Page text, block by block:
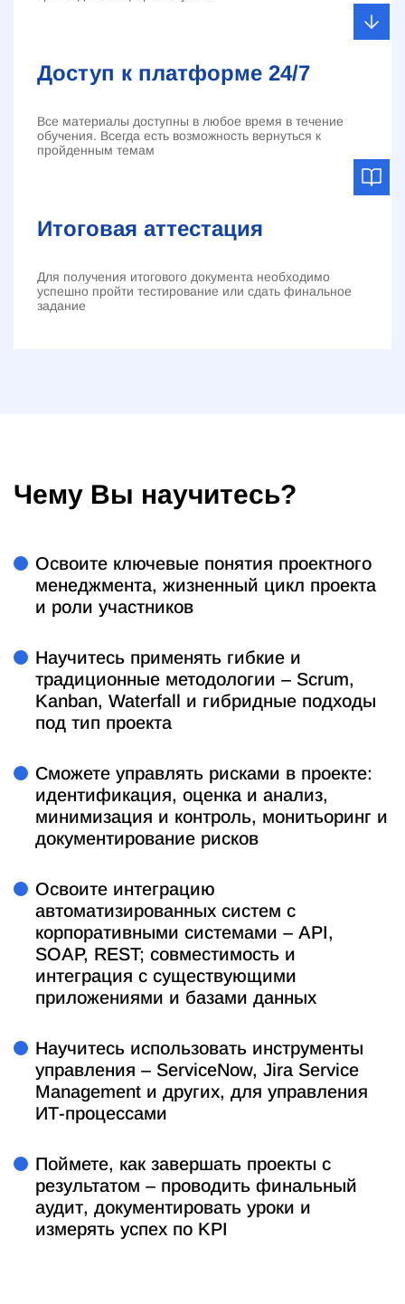
Доступ к платформе 24/7
Все материалы доступны в любое время в течение
обучения. Всегда есть возможность вернуться к
пройденным темам
Итоговая аттестация
Для получения итогового документа необходимо
успешно пройти тестирование или сдать финальное
задание
Чему Вы научитесь?
Освоите ключевые понятия проектного
менеджмента, жизненный цикл проекта
и роли участников
Научитесь применять гибкие и
традиционные методологии – Scrum,
Kanban, Waterfall и гибридные подходы
под тип проекта
Сможете управлять рисками в проекте:
идентификация, оценка и анализ,
минимизация и контроль, монитьоринг и
документирование рисков
Освоите интеграцию
автоматизированных систем с
корпоративными системами – API,
SOAP, REST; совместимость и
интеграция с существующими
приложениями и базами данных
Научитесь использовать инструменты
управления – ServiceNow, Jira Service
Management и других, для управления
ИТ-процессами
Поймете, как завершать проекты с
результатом – проводить финальный
аудит, документировать уроки и
измерять успех по KPI